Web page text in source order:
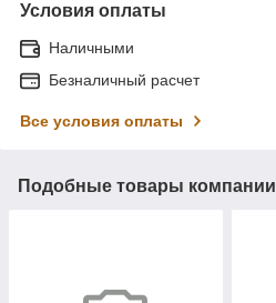
Условия оплаты
Наличными
Безналичный расчет
Все условия оплаты
Подобные товары компании